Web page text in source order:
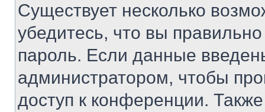
Существует несколько
убедитесь, что вы
пароль. Если данные
администратором, чтобы
доступ к конференции.